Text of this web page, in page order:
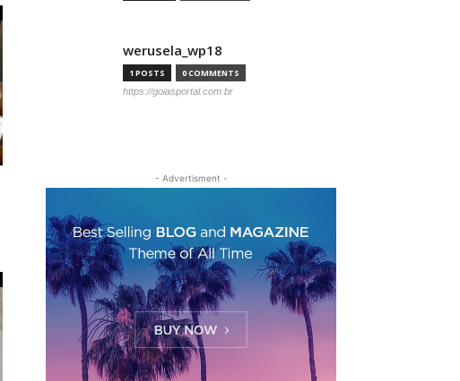
werusela_wp18
1 POSTS 0 COMMENTS
https://goiasportal.com.br
- Advertisment -